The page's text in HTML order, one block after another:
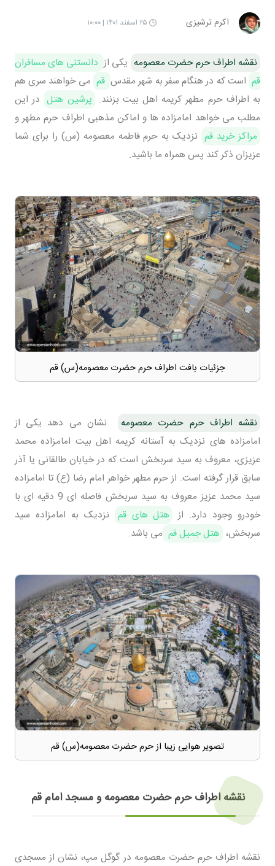
اکرم ترشیزی ۲۵ اسفند ۱۴۰۱ | ۱۰:۰۰
نقشه اطراف حرم حضرت معصومه یکی از دانستنی های مسافران
قم است که در هنگام سفر به شهر مقدس قم می خواهند سری هم
به اطراف حرم مطهر کریمه اهل بیت بزنند. پرشین هتل در این
مطلب می خواهد امامزاده ها و اماکن مذهبی اطراف حرم مطهر و
مراکز خرید قم نزدیک به حرم فاطمه معصومه (س) را برای شما
عزیزان ذکر کند پس همراه ما باشید.
جزئيات بافت اطراف حرم حضرت معصومه(س) قم
نقشه اطراف حرم حضرت معصومه
نشان می دهد یکی از
امامزاده های نزدیک به آستانه کریمه اهل بیت امامزاده محمد
عزیزی، معروف به سید سربخش است که در خیابان طالقانی یا آذر
سابق قرار گرفته است. از حرم مطهر خواهر امام رضا (ع) تا امامزاده
سید محمد عزیز معروف به سید سربخش فاصله ای 9 دقیه ای با
خودرو وجود دارد. از هتل های قم نزدیک به امامزاده سید
سربخش، هتل جمیل قم می باشد.
تصویر هوایی زیبا از حرم حضرت معصومه(س)‎ قم
نقشه اطراف حرم حضرت معصومه و مسجد امام قم
نقشه اطراف حرم حضرت معصومه در گوگل مپ، نشان از مسجدی